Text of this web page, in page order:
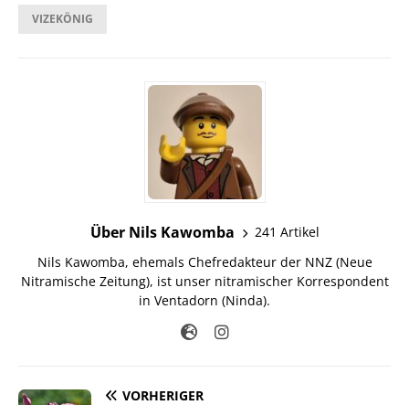
VIZEKÖNIG
Über Nils Kawomba
241 Artikel
Nils Kawomba, ehemals Chefredakteur der NNZ (Neue
Nitramische Zeitung), ist unser nitramischer Korrespondent
in Ventadorn (Ninda).
VORHERIGER